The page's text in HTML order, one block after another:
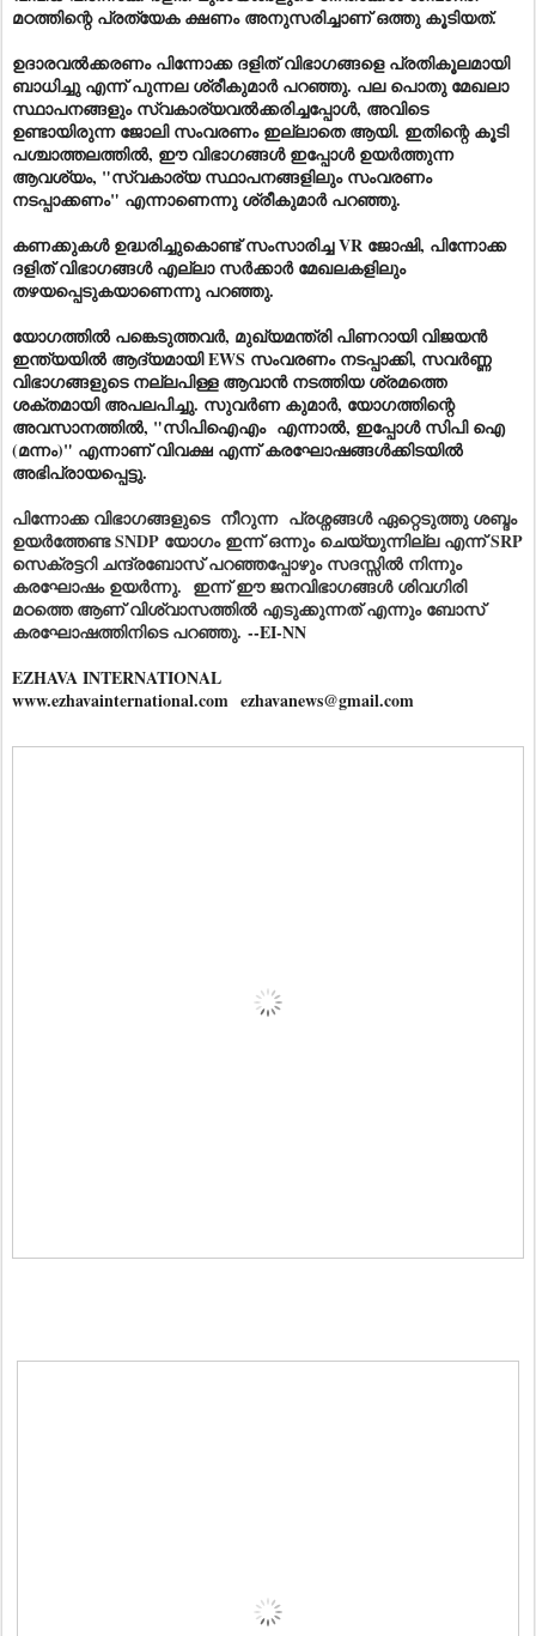
മഠത്തിന്റെ പ്രത്യേക ക്ഷണം അനുസരിച്ചാണ് ഒത്തു കൂടിയത്.
ഉദാരവൽക്കരണം പിന്നോക്ക ദളിത് വിഭാഗങ്ങളെ പ്രതികൂലമായി
ബാധിച്ചു എന്ന് പുന്നല ശ്രീകുമാർ പറഞ്ഞു. പല പൊതു മേഖലാ
സ്ഥാപനങ്ങളും സ്വകാര്യവൽക്കരിച്ചപ്പോൾ, അവിടെ
ഉണ്ടായിരുന്ന ജോലി സംവരണം ഇല്ലാതെ ആയി. ഇതിന്റെ കൂടി
പശ്ചാത്തലത്തിൽ, ഈ വിഭാഗങ്ങൾ ഇപ്പോൾ ഉയർത്തുന്ന
ആവശ്യം, "സ്വകാര്യ സ്ഥാപനങ്ങളിലും സംവരണം
നടപ്പാക്കണം" എന്നാണെന്നു ശ്രീകുമാർ പറഞ്ഞു.
കണക്കുകൾ ഉദ്ധരിച്ചുകൊണ്ട്‌ സംസാരിച്ച VR ജോഷി, പിന്നോക്ക
ദളിത് വിഭാഗങ്ങൾ എല്ലാ സർക്കാർ മേഖലകളിലും
തഴയപ്പെടുകയാണെന്നു പറഞ്ഞു.
യോഗത്തിൽ പങ്കെടുത്തവർ, മുഖ്യമന്ത്രി പിണറായി വിജയൻ
ഇന്ത്യയിൽ ആദ്യമായി EWS സംവരണം നടപ്പാക്കി, സവർണ്ണ
വിഭാഗങ്ങളുടെ നല്ലപിള്ള ആവാൻ നടത്തിയ ശ്രമത്തെ
ശക്തമായി അപലപിച്ചു. സുവർണ കുമാർ, യോഗത്തിന്റെ
അവസാനത്തിൽ, "സിപിഐഎം എന്നാൽ, ഇപ്പോൾ സിപി ഐ
(മന്നം)" എന്നാണ് വിവക്ഷ എന്ന് കരഘോഷങ്ങൾക്കിടയിൽ
അഭിപ്രായപ്പെട്ടു.
പിന്നോക്ക വിഭാഗങ്ങളുടെ നീറുന്ന പ്രശ്നങ്ങൾ ഏറ്റെടുത്തു ശബ്ദം
ഉയർത്തേണ്ട SNDP യോഗം ഇന്ന് ഒന്നും ചെയ്യുന്നില്ല എന്ന് SRP
സെക്രട്ടറി ചന്ദ്രബോസ് പറഞ്ഞപ്പോഴും സദസ്സിൽ നിന്നും
കരഘോഷം ഉയർന്നു. ഇന്ന് ഈ ജനവിഭാഗങ്ങൾ ശിവഗിരി
മഠത്തെ ആണ് വിശ്വാസത്തിൽ എടുക്കുന്നത് എന്നും ബോസ്
കരഘോഷത്തിനിടെ പറഞ്ഞു. --EI-NN
EZHAVA INTERNATIONAL
www.ezhavainternational.com ezhavanews@gmail.com